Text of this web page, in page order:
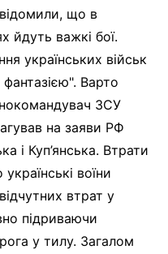
що в
йдуть важкі бої.
українських військ
Варто
ЗСУ
на заяви РФ
і Куп’янська. Втрати
воїни
втрат у
підриваючи
у тилу. Загалом